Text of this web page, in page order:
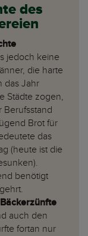
des
jedoch keine
die harte
das Jahr
Städte zogen,
Berufsstand
Brot für
das
(heute ist die
benötigt
Bäckerzünfte
auch den
fortan nur